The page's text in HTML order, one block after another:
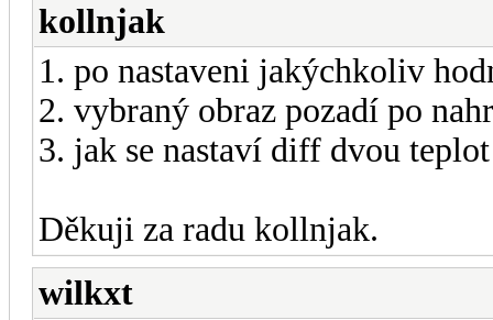
kollnjak
1. po nastaveni jakýchkoliv
2. vybraný obraz pozadí po
3. jak se nastaví diff dvou teplot
Děkuji za radu kollnjak.
wilkxt